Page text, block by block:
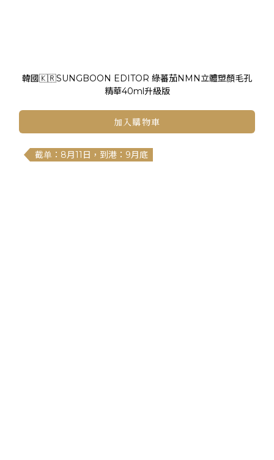
韓國🇰🇷SUNGBOON EDITOR 綠蕃茄NMN立體塑顏毛孔
精華40ml升級版
加入購物車
截单：8月11日，到港：9月底